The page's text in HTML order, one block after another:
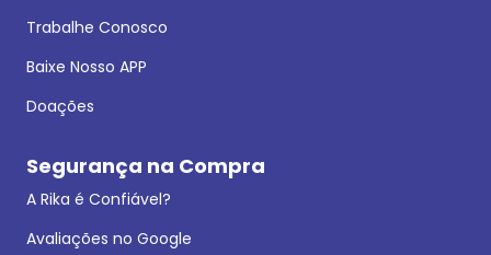
Trabalhe Conosco
Baixe Nosso APP
Doações
Segurança na Compra
A Rika é Confiável?
Avaliações no Google